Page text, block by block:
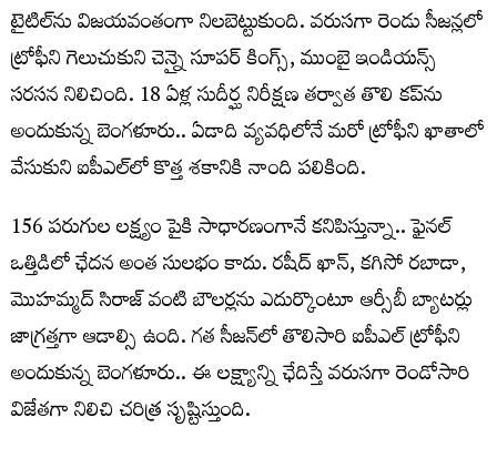
టైటిల్‌ను విజయవంతంగా నిలబెట్టుకుంది. వరుసగా రెండు సీజన్లలో
ట్రోఫీని గెలుచుకుని చెన్నై సూపర్‌ కింగ్స్‌, ముంబై ఇండియన్స్‌
సరసన నిలిచింది. 18 ఏళ్ల సుదీర్ఘ నిరీక్షణ తర్వాత తొలి కప్‌ను
అందుకున్న బెంగళూరు.. ఏడాది వ్యవధిలోనే మరో ట్రోఫీని ఖాతాలో
వేసుకుని ఐపీఎల్‌లో కొత్త శకానికి నాంది పలికింది.
156 పరుగుల లక్ష్యం పైకి సాధారణంగానే కనిపిస్తున్నా.. ఫైనల్‌
ఒత్తిడిలో ఛేదన అంత సులభం కాదు. రషీద్‌ ఖాన్‌, కగిసో రబాడా,
మొహమ్మద్‌ సిరాజ్‌ వంటి బౌలర్లను ఎదుర్కొంటూ ఆర్సీబీ బ్యాటర్లు
జాగ్రత్తగా ఆడాల్సి ఉంది. గత సీజన్‌లో తొలిసారి ఐపీఎల్‌ ట్రోఫీని
అందుకున్న బెంగళూరు.. ఈ లక్ష్యాన్ని ఛేదిస్తే వరుసగా రెండోసారి
విజేతగా నిలిచి చరిత్ర సృష్టిస్తుంది.